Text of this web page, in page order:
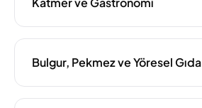
Bulgur, Pekmez ve Yöresel Gıda